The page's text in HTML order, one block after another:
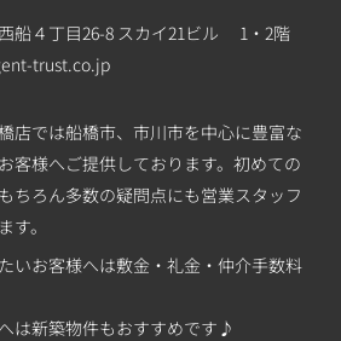
船４丁目26-8 スカイ21ビル 1・2階
trust.co.jp
店では船橋市、市川市を中心に豊富な
客様へご提供しております。初めての
ちろん多数の疑問点にも営業スタッフ
。
いお客様へは敷金・礼金・仲介手数料
は新築物件もおすすめです♪